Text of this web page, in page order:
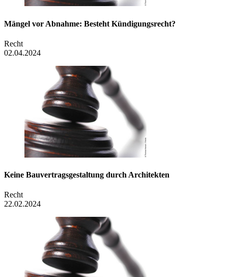
Mängel vor Abnahme: Besteht Kündigungsrecht?
Recht
02.04.2024
Keine Bauvertrags­gestaltung durch Architekten
Recht
22.02.2024